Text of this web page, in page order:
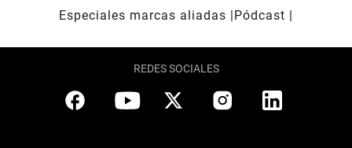
Especiales marcas aliadas
Pódcast
REDES SOCIALES